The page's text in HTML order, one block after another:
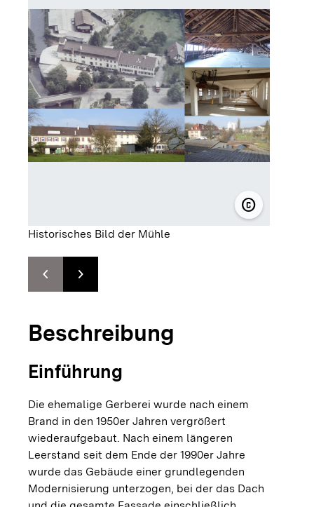
copyright© Familie
Historisches Bild der Mühle
chevron_leftZur vorhergehenden Folie springen
chevron_rightZur nächsten Folie springen
Beschreibung
Einführung
Die ehemalige Gerberei wurde nach einem
Brand in den 1950er Jahren vergrößert
wiederaufgebaut. Nach einem längeren
Leerstand seit dem Ende der 1990er Jahre
wurde das Gebäude einer grundlegenden
Modernisierung unterzogen, bei der das Dach